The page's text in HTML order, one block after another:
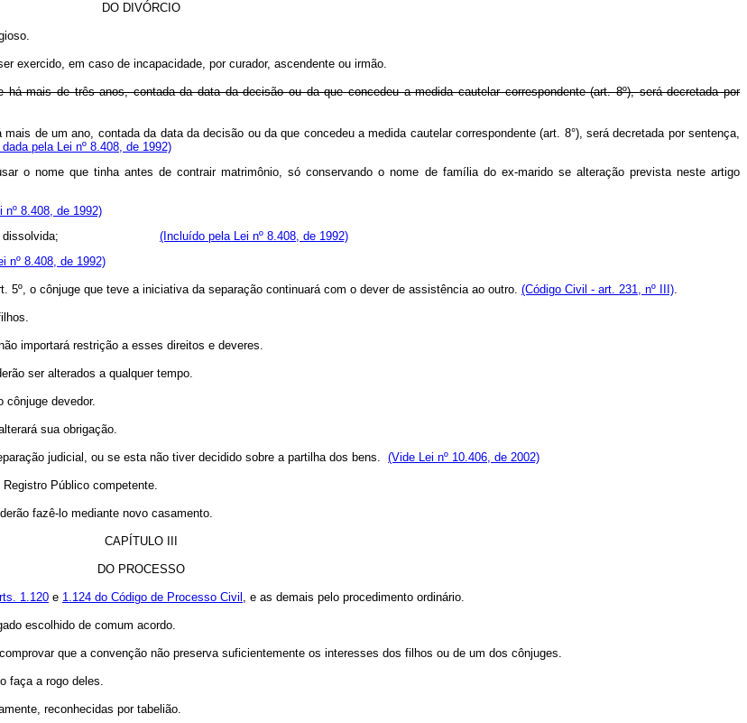
DO DIVÓRCIO
exercido, em caso de incapacidade, por curador, ascendente ou irmão.
mais de três anos, contada da data da decisão ou da que concedeu a medida cautelar correspondente (art. 8º), será decretada por
de um ano, contada da data da decisão ou da que concedeu a medida cautelar correspondente (art. 8°), será decretada por sentença,
pela Lei nº 8.408, de 1992)
o nome que tinha antes de contrair matrimônio, só conservando o nome de família do ex-marido se alteração prevista neste artigo
nº 8.408, de 1992)
da união dissolvida; (Incluído pela Lei nº 8.408, de 1992)
nº 8.408, de 1992)
o cônjuge que teve a iniciativa da separação continuará com o dever de assistência ao outro. (Código Civil - art. 231, nº III).
importará restrição a esses direitos e deveres.
ser alterados a qualquer tempo.
cônjuge devedor.
sua obrigação.
judicial, ou se esta não tiver decidido sobre a partilha dos bens. (Vide Lei nº 10.406, de 2002)
Público competente.
fazê-lo mediante novo casamento.
CAPÍTULO III
DO PROCESSO
1.120 e 1.124 do Código de Processo Civil , e as demais pelo procedimento ordinário.
escolhido de comum acordo.
que a convenção não preserva suficientemente os interesses dos filhos ou de um dos cônjuges.
faça a rogo deles.
reconhecidas por tabelião.